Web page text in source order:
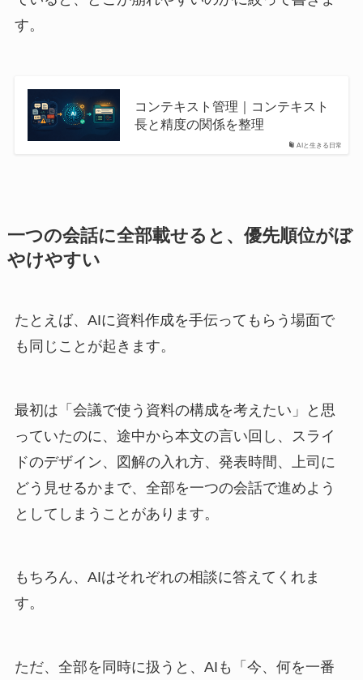
す。
AIと生きる日常
コンテキスト管理｜コンテキスト
長と精度の関係を整理
一つの会話に全部載せると、優先順位がぼ
やけやすい
たとえば、AIに資料作成を手伝ってもらう場面で
も同じことが起きます。
最初は「会議で使う資料の構成を考えたい」と思
っていたのに、途中から本文の言い回し、スライ
ドのデザイン、図解の入れ方、発表時間、上司に
どう見せるかまで、全部を一つの会話で進めよう
としてしまうことがあります。
もちろん、AIはそれぞれの相談に答えてくれま
す。
ただ、全部を同時に扱うと、AIも「今、何を一番